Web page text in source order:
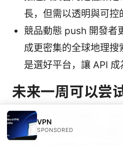
長，但需以透明與可控
競品動態 push 開發者
成更密集的全球地理搜
是選好平台，讓 API 成
未来一周可以尝
在新版本的定位精度、隐
间，实际的升级点往往藏
VPN
SPONSORED